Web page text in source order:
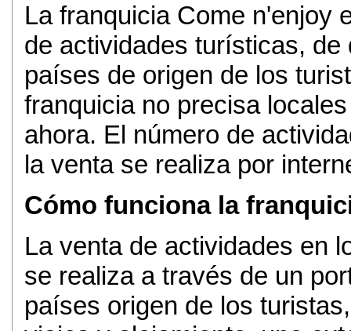
La franquicia Come n'enjoy
de actividades turísticas,
países de origen de los
franquicia no precisa
ahora. El número de
la venta se realiza por
Cómo funciona la
La venta de actividades en
se realiza a través de un
países origen de los